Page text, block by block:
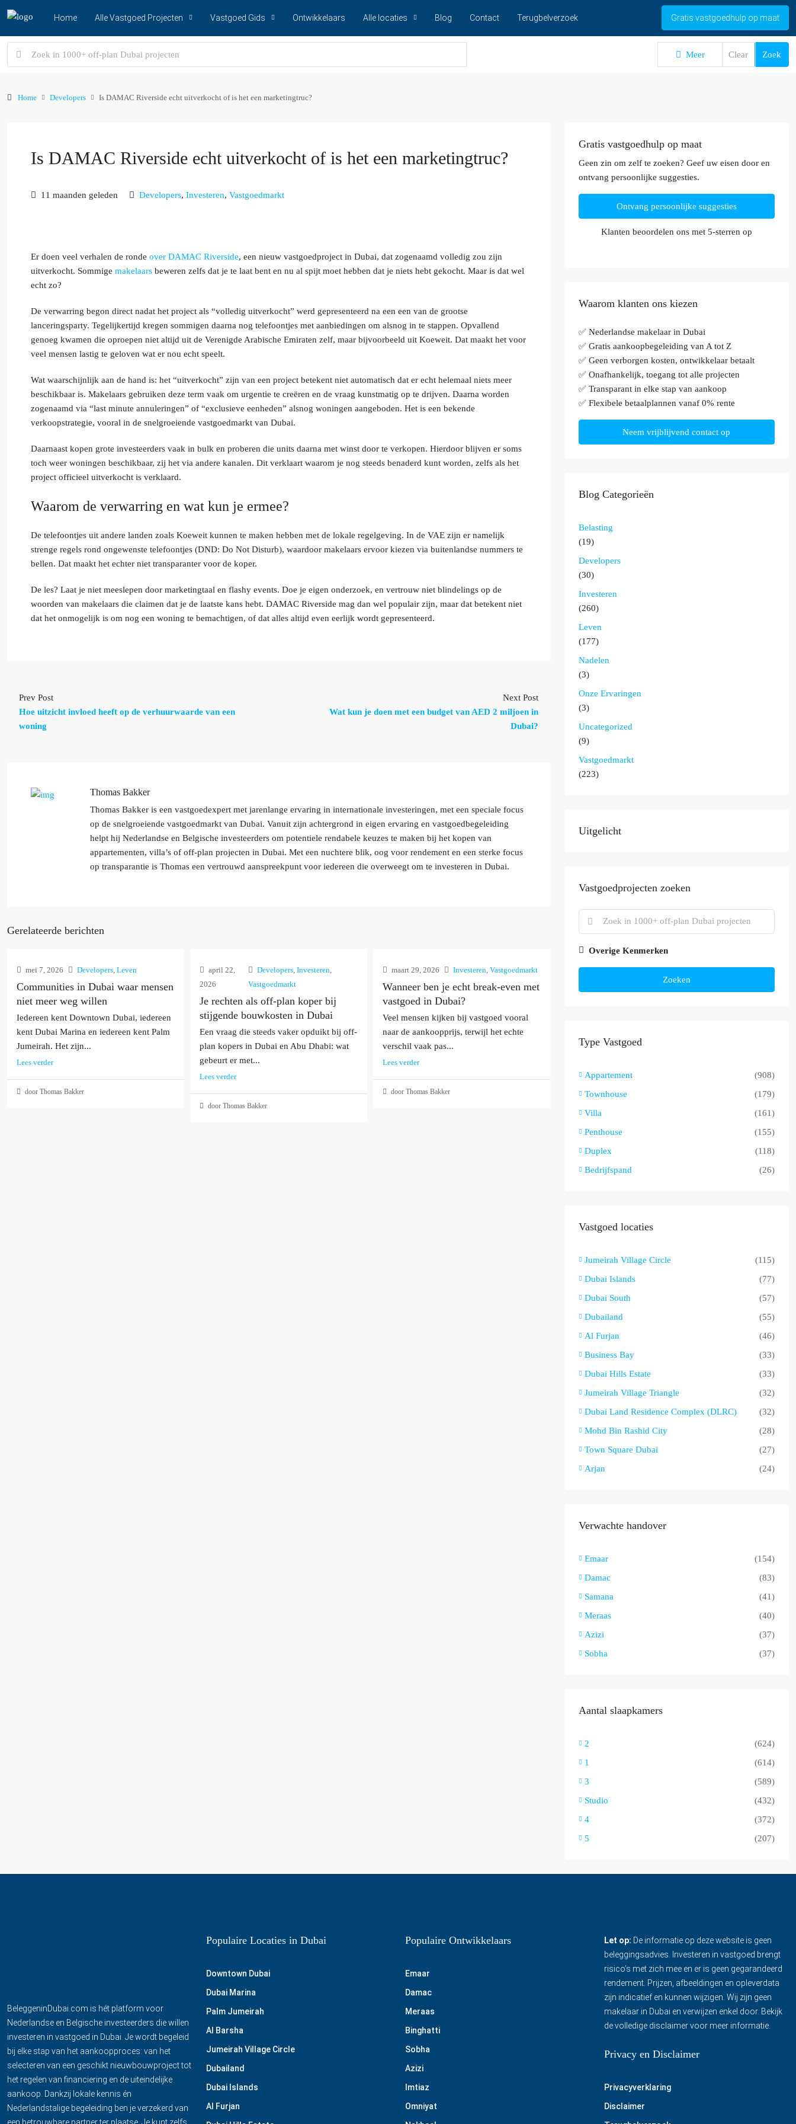
Home Alle Vastgoed Projecten Vastgoed Gids Ontwikkelaars Alle locaties Blog Contact Terugbelverzoek Gratis vastgoedhulp op maat
Meer Clear Zoek
Home Developers Is DAMAC Riverside echt uitverkocht of is het een marketingtruc?
Is DAMAC Riverside echt uitverkocht of is het een marketingtruc?
11 maanden geleden Developers, Investeren, Vastgoedmarkt
Er doen veel verhalen de ronde over DAMAC Riverside, een nieuw vastgoedproject in Dubai, dat zogenaamd volledig zou zijn
uitverkocht. Sommige makelaars beweren zelfs dat je te laat bent en nu al spijt moet hebben dat je niets hebt gekocht. Maar is dat wel
echt zo?
De verwarring begon direct nadat het project als “volledig uitverkocht” werd gepresenteerd na een een van de grootse
lanceringsparty. Tegelijkertijd kregen sommigen daarna nog telefoontjes met aanbiedingen om alsnog in te stappen. Opvallend
genoeg kwamen die oproepen niet altijd uit de Verenigde Arabische Emiraten zelf, maar bijvoorbeeld uit Koeweit. Dat maakt het voor
veel mensen lastig te geloven wat er nou echt speelt.
Wat waarschijnlijk aan de hand is: het “uitverkocht” zijn van een project betekent niet automatisch dat er echt helemaal niets meer
beschikbaar is. Makelaars gebruiken deze term vaak om urgentie te creëren en de vraag kunstmatig op te drijven. Daarna worden
zogenaamd via “last minute annuleringen” of “exclusieve eenheden” alsnog woningen aangeboden. Het is een bekende
verkoopstrategie, vooral in de snelgroeiende vastgoedmarkt van Dubai.
Daarnaast kopen grote investeerders vaak in bulk en proberen die units daarna met winst door te verkopen. Hierdoor blijven er soms
toch weer woningen beschikbaar, zij het via andere kanalen. Dit verklaart waarom je nog steeds benaderd kunt worden, zelfs als het
project officieel uitverkocht is verklaard.
Waarom de verwarring en wat kun je ermee?
De telefoontjes uit andere landen zoals Koeweit kunnen te maken hebben met de lokale regelgeving. In de VAE zijn er namelijk
strenge regels rond ongewenste telefoontjes (DND: Do Not Disturb), waardoor makelaars ervoor kiezen via buitenlandse nummers te
bellen. Dat maakt het echter niet transparanter voor de koper.
De les? Laat je niet meeslepen door marketingtaal en flashy events. Doe je eigen onderzoek, en vertrouw niet blindelings op de
woorden van makelaars die claimen dat je de laatste kans hebt. DAMAC Riverside mag dan wel populair zijn, maar dat betekent niet
dat het onmogelijk is om nog een woning te bemachtigen, of dat alles altijd even eerlijk wordt gepresenteerd.
Prev Post
Hoe uitzicht invloed heeft op de verhuurwaarde van een
woning
Next Post
Wat kun je doen met een budget van AED 2 miljoen in
Dubai?
Thomas Bakker
Thomas Bakker is een vastgoedexpert met jarenlange ervaring in internationale investeringen, met een speciale focus
op de snelgroeiende vastgoedmarkt van Dubai. Vanuit zijn achtergrond in eigen ervaring en vastgoedbegeleiding
helpt hij Nederlandse en Belgische investeerders om potentiele rendabele keuzes te maken bij het kopen van
appartementen, villa’s of off-plan projecten in Dubai. Met een nuchtere blik, oog voor rendement en een sterke focus
op transparantie is Thomas een vertrouwd aanspreekpunt voor iedereen die overweegt om te investeren in Dubai.
Gerelateerde berichten
mei 7, 2026 Developers, Leven
Communities in Dubai waar mensen
niet meer weg willen
Iedereen kent Downtown Dubai, iedereen
kent Dubai Marina en iedereen kent Palm
Jumeirah. Het zijn...
Lees verder
door Thomas Bakker
april 22,
2026
Developers,Investeren,
Vastgoedmarkt
Je rechten als off-plan koper bij
stijgende bouwkosten in Dubai
Een vraag die steeds vaker opduikt bij off-
plan kopers in Dubai en Abu Dhabi: wat
gebeurt er met...
Lees verder
door Thomas Bakker
maart 29, 2026 Investeren, Vastgoedmarkt
Wanneer ben je echt break-even met
vastgoed in Dubai?
Veel mensen kijken bij vastgoed vooral
naar de aankoopprijs, terwijl het echte
verschil vaak pas...
Lees verder
door Thomas Bakker
Gratis vastgoedhulp op maat
Geen zin om zelf te zoeken? Geef uw eisen door en
ontvang persoonlijke suggesties.
Ontvang persoonlijke suggesties
Klanten beoordelen ons met 5-sterren op
Waarom klanten ons kiezen
✅ Nederlandse makelaar in Dubai
✅ Gratis aankoopbegeleiding van A tot Z
✅ Geen verborgen kosten, ontwikkelaar betaalt
✅ Onafhankelijk, toegang tot alle projecten
✅ Transparant in elke stap van aankoop
✅ Flexibele betaalplannen vanaf 0% rente
Neem vrijblijvend contact op
Blog Categorieën
Belasting
(19)
Developers
(30)
Investeren
(260)
Leven
(177)
Nadelen
(3)
Onze Ervaringen
(3)
Uncategorized
(9)
Vastgoedmarkt
(223)
Uitgelicht
Vastgoedprojecten zoeken
Overige Kenmerken
Zoeken
Type Vastgoed
Appartement
(908)
Townhouse
(179)
Villa
(161)
Penthouse
(155)
Duplex
(118)
Bedrijfspand
(26)
Vastgoed locaties
Jumeirah Village Circle
(115)
Dubai Islands
(77)
Dubai South
(57)
Dubailand
(55)
Al Furjan
(46)
Business Bay
(33)
Dubai Hills Estate
(33)
Jumeirah Village Triangle
(32)
Dubai Land Residence Complex (DLRC)
(32)
Mohd Bin Rashid City
(28)
Town Square Dubai
(27)
Arjan
(24)
Verwachte handover
Emaar
(154)
Damac
(83)
Samana
(41)
Meraas
(40)
Azizi
(37)
Sobha
(37)
Aantal slaapkamers
2
(624)
1
(614)
3
(589)
Studio
(432)
4
(372)
5
(207)
BeleggeninDubai.com is hét platform voor
Nederlandse en Belgische investeerders die willen
investeren in vastgoed in Dubai. Je wordt begeleid
bij elke stap van het aankoopproces: van het
selecteren van een geschikt nieuwbouwproject tot
het regelen van financiering en de uiteindelijke
aankoop. Dankzij lokale kennis én
Nederlandstalige begeleiding ben je verzekerd van
een betrouwbare partner ter plaatse. Je kunt zelfs
Populaire Locaties in Dubai
Downtown Dubai
Dubai Marina
Palm Jumeirah
Al Barsha
Jumeirah Village Circle
Dubailand
Dubai Islands
Al Furjan
Populaire Ontwikkelaars
Emaar
Damac
Meraas
Binghatti
Sobha
Azizi
Imtiaz
Omniyat
Let op: De informatie op deze website is geen
beleggingsadvies. Investeren in vastgoed brengt
risico’s met zich mee en er is geen gegarandeerd
rendement. Prijzen, afbeeldingen en opleverdata
zijn indicatief en kunnen wijzigen. Wij zijn geen
makelaar in Dubai en verwijzen enkel door. Bekijk
de volledige disclaimervoor meer informatie.
Privacy en Disclaimer
Privacyverklaring
Disclaimer